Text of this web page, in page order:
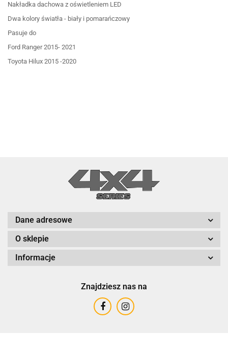
Nakładka dachowa z oświetleniem LED
Dwa kolory światła - biały i pomarańczowy
Pasuje do
Ford Ranger 2015- 2021
Toyota Hilux 2015 -2020
Dane adresowe
O sklepie
Informacje
Znajdziesz nas na